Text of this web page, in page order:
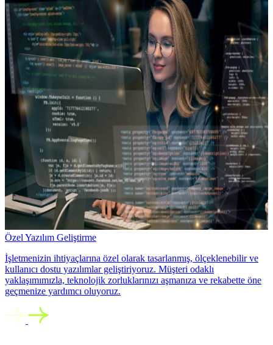
Özel Yazılım Geliştirme
İşletmenizin ihtiyaçlarına özel olarak tasarlanmış, ölçeklenebilir ve
kullanıcı dostu yazılımlar geliştiriyoruz. Müşteri odaklı
yaklaşımımızla, teknolojik zorluklarınızı aşmanıza ve rekabette öne
geçmenize yardımcı oluyoruz.